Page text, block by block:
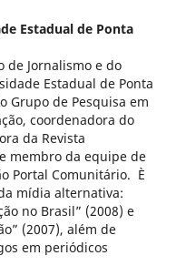
Estadual de Ponta
de Jornalismo e do
Estadual de Ponta
Grupo de Pesquisa em
coordenadora do
da Revista
membro da equipe de
Portal Comunitário. È
mídia alternativa:
no Brasil” (2008) e
(2007), além de
em periódicos